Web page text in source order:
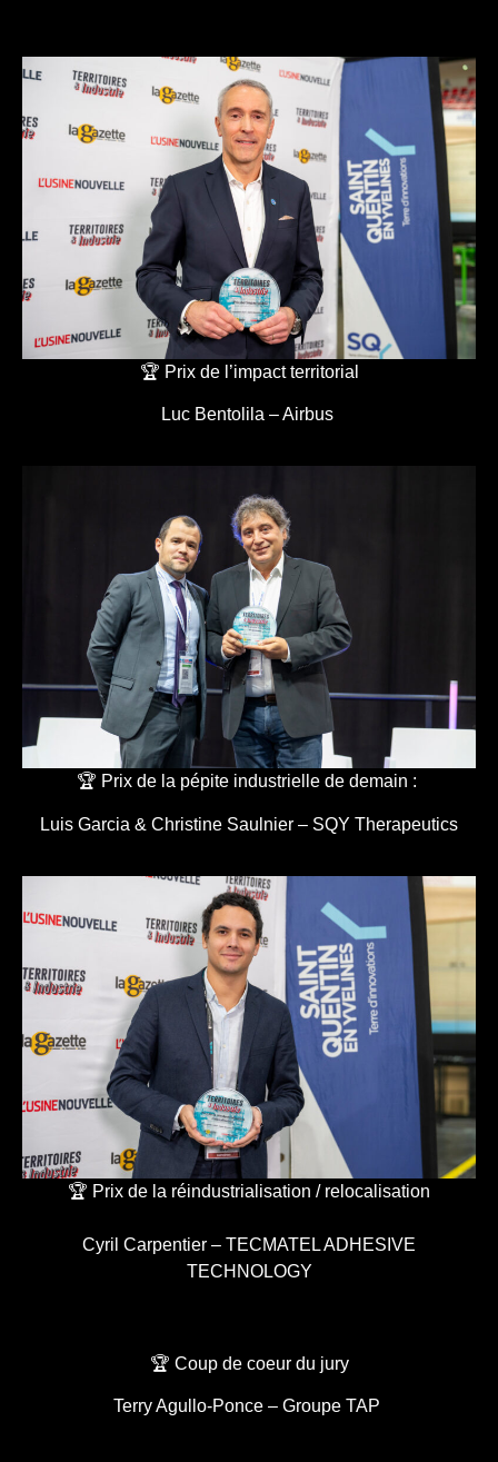
🏆 Prix de l’impact territorial
Luc Bentolila – Airbus
🏆 Prix de la pépite industrielle de demain :
Luis Garcia & Christine Saulnier – SQY Therapeutics
🏆 Prix de la réindustrialisation / relocalisation
Cyril Carpentier – TECMATEL ADHESIVE
TECHNOLOGY
🏆 Coup de coeur du jury
Terry Agullo-Ponce – Groupe TAP